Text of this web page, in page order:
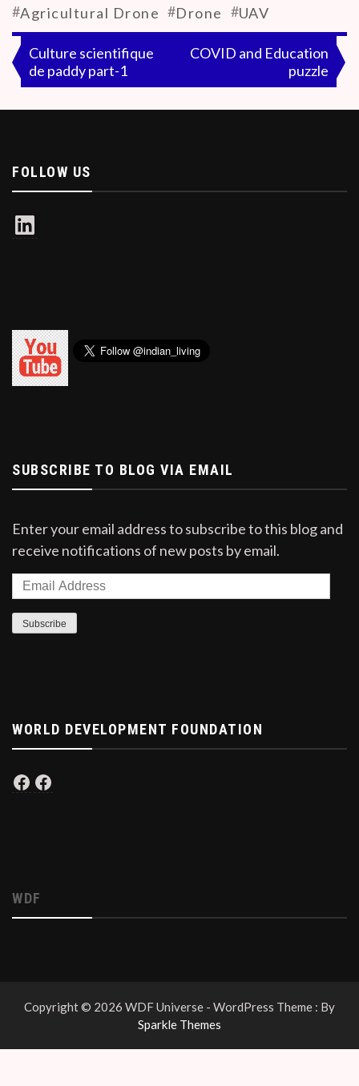
#Agricultural Drone #Drone #UAV
Post
navigation
Culture scientifique
de paddy part-1
COVID and Education
puzzle
FOLLOW US
LinkedIn
SUBSCRIBE TO BLOG VIA EMAIL
Enter your email address to subscribe to this blog and
receive notifications of new posts by email.
Email
Address
Subscribe
WORLD DEVELOPMENT FOUNDATION
FacebookFacebook
WDF
Copyright © 2026 WDF Universe - WordPress Theme : By
Sparkle Themes